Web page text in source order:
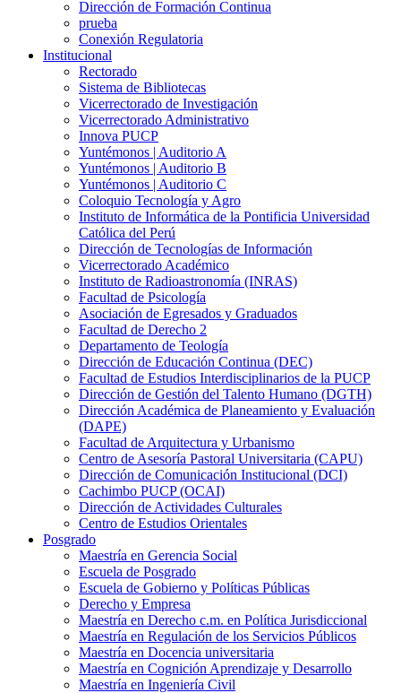
Dirección de Formación Continua
prueba
Conexión Regulatoria
Institucional
Rectorado
Sistema de Bibliotecas
Vicerrectorado de Investigación
Vicerrectorado Administrativo
Innova PUCP
Yuntémonos | Auditorio A
Yuntémonos | Auditorio B
Yuntémonos | Auditorio C
Coloquio Tecnología y Agro
Instituto de Informática de la Pontificia Universidad
Católica del Perú
Dirección de Tecnologías de Información
Vicerrectorado Académico
Instituto de Radioastronomía (INRAS)
Facultad de Psicología
Asociación de Egresados y Graduados
Facultad de Derecho 2
Departamento de Teología
Dirección de Educación Continua (DEC)
Facultad de Estudios Interdisciplinarios de la PUCP
Dirección de Gestión del Talento Humano (DGTH)
Dirección Académica de Planeamiento y Evaluación
(DAPE)
Facultad de Arquitectura y Urbanismo
Centro de Asesoría Pastoral Universitaria (CAPU)
Dirección de Comunicación Institucional (DCI)
Cachimbo PUCP (OCAI)
Dirección de Actividades Culturales
Centro de Estudios Orientales
Posgrado
Maestría en Gerencia Social
Escuela de Posgrado
Escuela de Gobierno y Políticas Públicas
Derecho y Empresa
Maestría en Derecho c.m. en Política Jurisdiccional
Maestría en Regulación de los Servicios Públicos
Maestría en Docencia universitaria
Maestría en Cognición Aprendizaje y Desarrollo
Maestría en Ingeniería Civil